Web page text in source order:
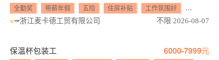
全勤奖 带薪年假 五险 住房补贴 工作氛围好 年轻化
浙江麦卡德工贸有限公司 不限 2026-08-07
保温杯包装工 6000-7999元